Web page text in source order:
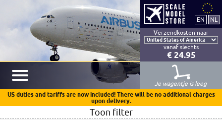
Verzendkosten naar
vanaf slechts
€ 24.95
Je wagentje is leeg
US duties and tariffs are now included! There will be no additional charges
upon delivery.
Toon filter